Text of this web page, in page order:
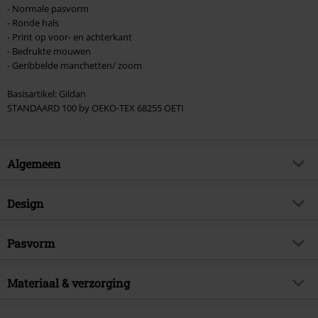
- Normale pasvorm
- Ronde hals
- Print op voor- en achterkant
- Bedrukte mouwen
- Geribbelde manchetten/ zoom
Basisartikel: Gildan
STANDAARD 100 by OEKO-TEX 68255 OETI
Algemeen
Artikelnr.
Muziekgenre
Handtekening
Design
Producttype
Bedrukt
Pasvorm
Pasvorm/Tops
Materiaal & verzorging